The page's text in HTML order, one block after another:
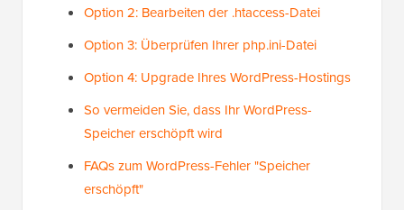
Option 2: Bearbeiten der .htaccess-Datei
Option 3: Überprüfen Ihrer php.ini-Datei
Option 4: Upgrade Ihres WordPress-Hostings
So vermeiden Sie, dass Ihr WordPress-
Speicher erschöpft wird
FAQs zum WordPress-Fehler "Speicher
erschöpft"